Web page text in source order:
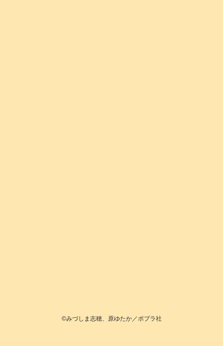
©️みづしま志穂、原ゆたか／ポプラ社